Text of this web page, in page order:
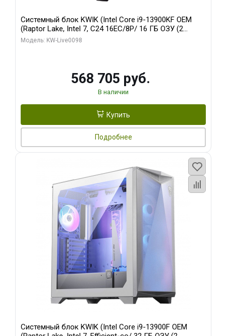
Системный блок KWIK (Intel Core i9-13900KF OEM
(Raptor Lake, Intel 7, C24 16EC/8P/ 16 ГБ ОЗУ (2
модуля)/ Afox RTX4090 24GB GDDR6X 384-Bit 3xDP
Модель: KW-Live0098
568 705 руб.
В наличии
Купить
Подробнее
Системный блок KWIK (Intel Core i9-13900F OEM